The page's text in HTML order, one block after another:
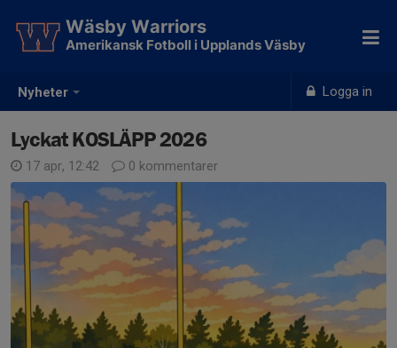
Nyheter Logga in
Wäsby Warriors
Amerikansk Fotboll i Upplands Väsby
Lyckat KOSLÄPP 2026
17 apr, 12:42 0 kommentarer